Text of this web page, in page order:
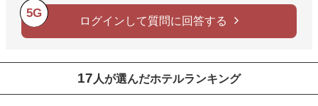
5G
ログインして質問に回答する
17 人が選んだホテルランキング